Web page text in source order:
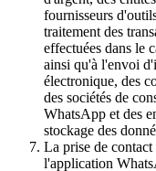
fournisseurs
traitement des
effectuées dans le
ainsi qu'à l'envoi
électronique, des
des sociétés de
WhatsApp et des
stockage des
La prise de
l'application